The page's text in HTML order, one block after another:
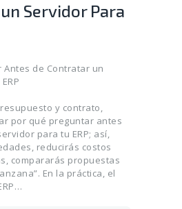
Servidor Para
y contrato,
por qué preguntar antes
para tu ERP; así,
reducirás costos
compararás propuestas
En la práctica, el